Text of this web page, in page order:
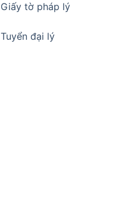
Giấy tờ pháp lý
Tuyển đại lý